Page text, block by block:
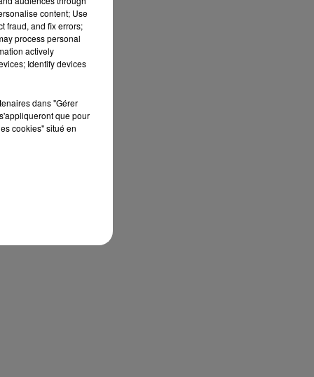
content; Use
fraud, and fix errors;
process personal
actively
Identify devices
dans "Gérer
que pour
cookies" situé en